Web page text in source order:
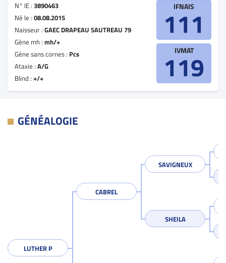
N° IE : 3890463
Né le : 08.08.2015
Naisseur : GAEC DRAPEAU SAUTREAU 79
Gène mh : mh/+
Gène sans cornes : Pcs
Ataxie : A/G
Blind : +/+
IFNAIS
111
IVMAT
119
GÉNÉALOGIE
LUTHER P
CABREL
SAVIGNEUX
SHEILA